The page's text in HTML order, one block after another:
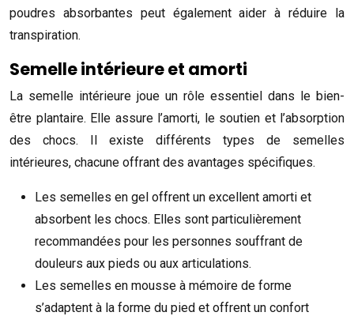
poudres absorbantes peut également aider à réduire la
transpiration.
Semelle intérieure et amorti
La semelle intérieure joue un rôle essentiel dans le bien-
être plantaire. Elle assure l’amorti, le soutien et l’absorption
des chocs. Il existe différents types de semelles
intérieures, chacune offrant des avantages spécifiques.
Les semelles en gel offrent un excellent amorti et
absorbent les chocs. Elles sont particulièrement
recommandées pour les personnes souffrant de
douleurs aux pieds ou aux articulations.
Les semelles en mousse à mémoire de forme
s’adaptent à la forme du pied et offrent un confort